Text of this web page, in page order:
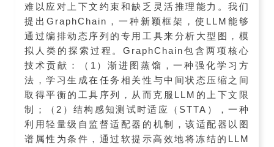
难以应对上下文约束和缺乏灵活推理能力。我们
提出GraphChain，一种新颖框架，使LLM能够
通过编排动态序列的专用工具来分析大型图，模
拟人类的探索过程。GraphChain包含两项核心
技术贡献：（1）渐进图蒸馏，一种强化学习方
法，学习生成在任务相关性与中间状态压缩之间
取得平衡的工具序列，从而克服LLM的上下文限
制；（2）结构感知测试时适应（STTA），一种
利用轻量级自监督适配器的机制，该适配器以图
谱属性为条件，通过软提示高效地将冻结的LLM